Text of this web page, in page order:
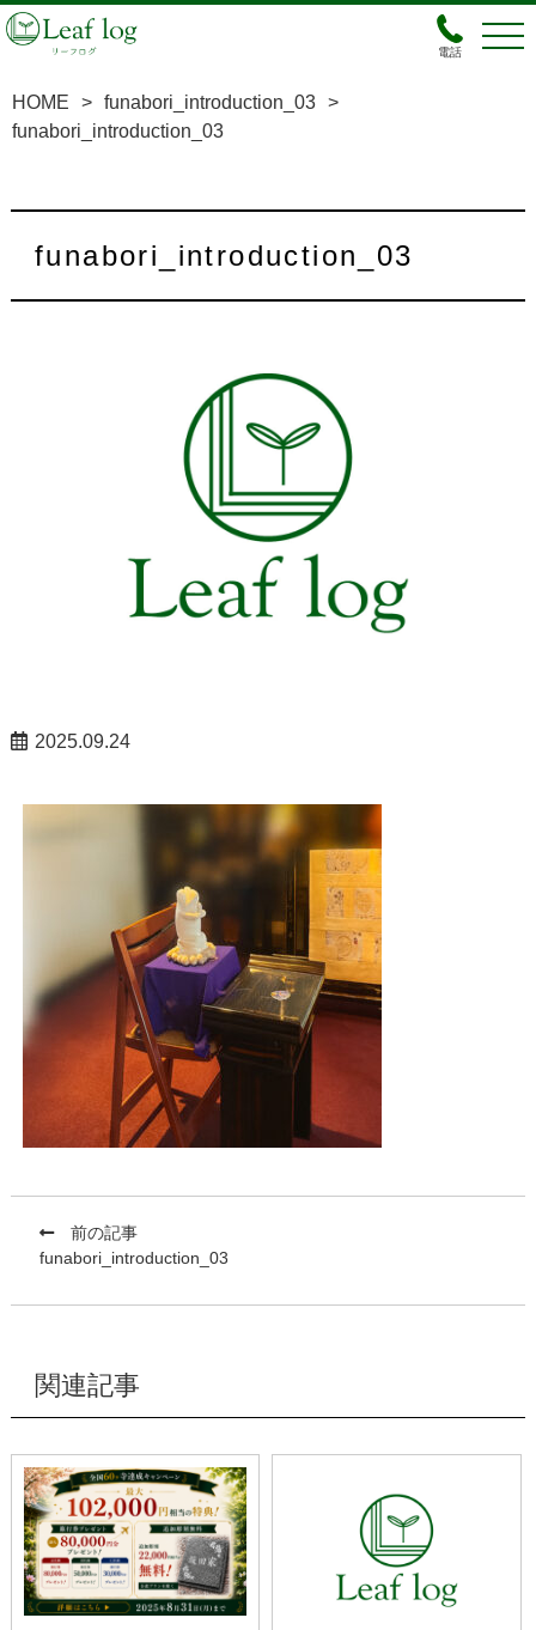
電話
HOME > funabori_introduction_03 >
funabori_introduction_03
funabori_introduction_03
2025.09.24
前の記事
funabori_introduction_03
関連記事